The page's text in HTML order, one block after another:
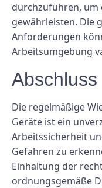
durchzuführen, um
gewährleisten. Die
Anforderungen
Arbeitsumgebung
Abschluss
Die regelmäßige
Geräte ist ein
Arbeitssicherheit
Gefahren zu
Einhaltung der
ordnungsgemäße